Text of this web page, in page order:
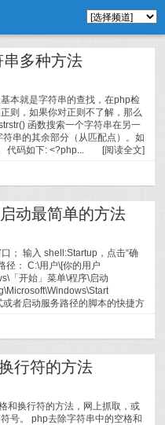
多种方法
本就是字符串的查找，在php检
则，如果你对正则不了解，那么
函数搜索一个字符串在另一
串的其余部分（从匹配点）。如
代码如下: <?php...
[阅读全文]
动最简单的方法
； 输入 shell:Startup，点击“确
径： C:\用户\[你的用户
「开始」菜单\程序\启动
者启动服务路径的脚本的快捷方
行符的方法
和换行符的方法，网上抓取，或
号。 php去除字符串中的空格和